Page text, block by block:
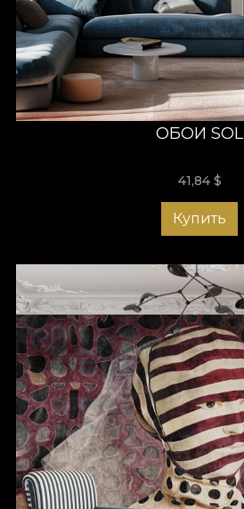
ОБОИ SOL
41,84 $
Купить